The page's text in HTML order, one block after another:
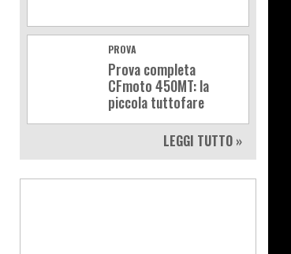
PROVA
Prova completa
CFmoto 450MT: la
piccola tuttofare
LEGGI TUTTO »